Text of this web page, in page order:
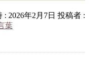
2026年2月7日 投稿者 :
葉